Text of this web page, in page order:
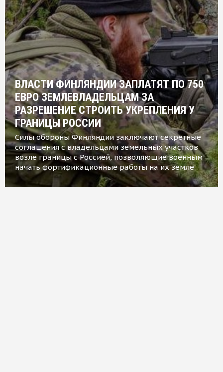
ВЛАСТИ ФИНЛЯНДИИ ЗАПЛАТЯТ ПО 750
ЕВРО ЗЕМЛЕВЛАДЕЛЬЦАМ ЗА
РАЗРЕШЕНИЕ СТРОИТЬ УКРЕПЛЕНИЯ У
ГРАНИЦЫ РОССИИ
Силы обороны Финляндии заключают секретные
соглашения с владельцами земельных участков
возле границы с Россией, позволяющие военным
начать фортификационные работы на их земле